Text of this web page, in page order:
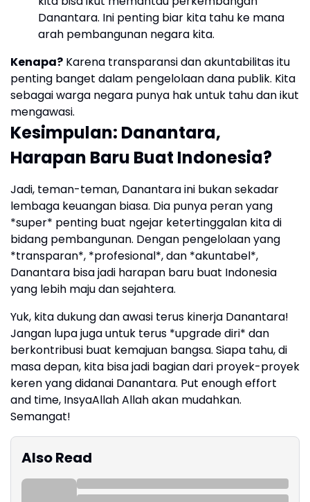
Danantara. Ini penting biar kita tahu ke mana
arah pembangunan negara kita.
Kenapa? Karena transparansi dan akuntabilitas itu
penting banget dalam pengelolaan dana publik. Kita
sebagai warga negara punya hak untuk tahu dan ikut
mengawasi.
Kesimpulan: Danantara,
Harapan Baru Buat Indonesia?
Jadi, teman-teman, Danantara ini bukan sekadar
lembaga keuangan biasa. Dia punya peran yang
*super* penting buat ngejar ketertinggalan kita di
bidang pembangunan. Dengan pengelolaan yang
*transparan*, *profesional*, dan *akuntabel*,
Danantara bisa jadi harapan baru buat Indonesia
yang lebih maju dan sejahtera.
Yuk, kita dukung dan awasi terus kinerja Danantara!
Jangan lupa juga untuk terus *upgrade diri* dan
berkontribusi buat kemajuan bangsa. Siapa tahu, di
masa depan, kita bisa jadi bagian dari proyek-proyek
keren yang didanai Danantara. Put enough effort
and time, InsyaAllah Allah akan mudahkan.
Semangat!
Also Read